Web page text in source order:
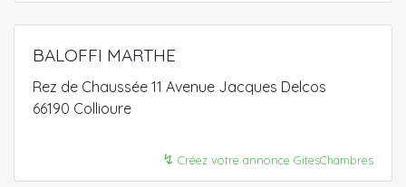
BALOFFI MARTHE
Rez de Chaussée 11 Avenue Jacques Delcos
66190 Collioure
↯ Créez votre annonce GitesChambres